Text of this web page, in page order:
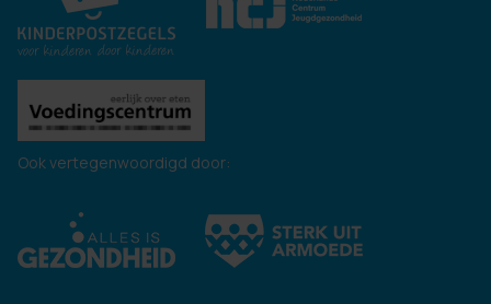
Ook vertegenwoordigd door: